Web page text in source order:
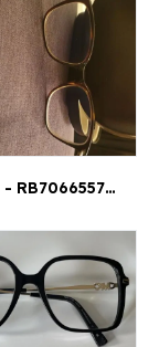
RAYBAN - RB70665577 S M¤